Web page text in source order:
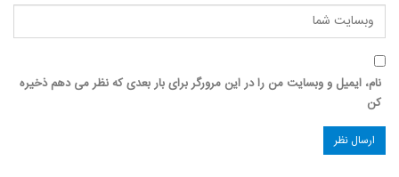
نام، ایمیل و وبسایت من را در این مرورگر برای بار بعدی که نظر می دهم ذخیره
کن